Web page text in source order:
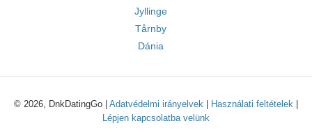
Jyllinge
Tårnby
Dánia
© 2026, DnkDatingGo | Adatvédelmi irányelvek Használati feltételek
Lépjen kapcsolatba velünk